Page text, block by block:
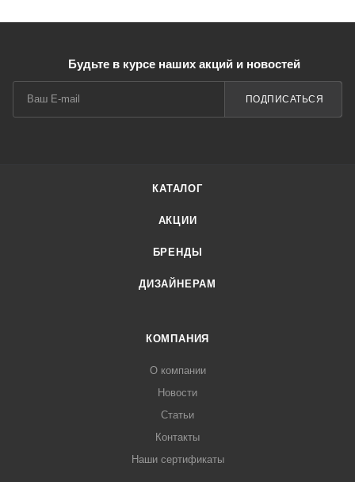
Будьте в курсе наших акций и новостей
ПОДПИСАТЬСЯ
КАТАЛОГ
АКЦИИ
БРЕНДЫ
ДИЗАЙНЕРАМ
КОМПАНИЯ
О компании
Новости
Статьи
Контакты
Наши сертификаты